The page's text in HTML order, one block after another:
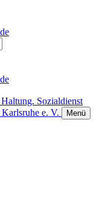
Sozialdienst
e. V.
Menü